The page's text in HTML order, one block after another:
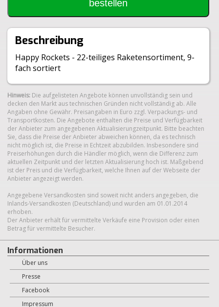
323g
Klasse:
1.4G
bestellen
Beschreibung
Happy Rockets - 22-teiliges Raketensortiment, 9-
fach sortiert
Hinweis: Die aufgelisteten Angebote können unvollständig sein und
decken den Markt aus technischen Gründen nicht vollständig ab. Alle
Angaben ohne Gewähr. Preisangaben in Euro zzgl. Verpackungs- und
Transportkosten. Die Angebote enthalten die Preise und Verfügbarkeit
der Anbieter zum angegebenen Aktualisierungzeitpunkt. Bitte beachten
Sie, dass die Preise der Anbieter abweichen können, da es technisch
nicht möglich ist, die Preise in Echtzeit abzubilden. Insbesondere sind
Preiserhöhungen durch die Händler möglich, wenn die Differenz zum
aktuellen Zeitpunkt und der letzten Aktualisierung hoch ist. Maßgebend
ist der Preis und die Verfügbarkeit, welche Ihnen auf der Webseite der
Anbieter angezeigt werden.
Angegebene Versandkosten sind soweit nicht anders angegeben, die
Inlands-Versandkosten (Deutschland) und wurden am 01.01.2014
erhoben.
Der Anbieter erhält für vermittelte Verkäufe eine Provision oder einen
Betrag für vermittelte Besucher.
Informationen
Über uns
Presse
Facebook
Impressum